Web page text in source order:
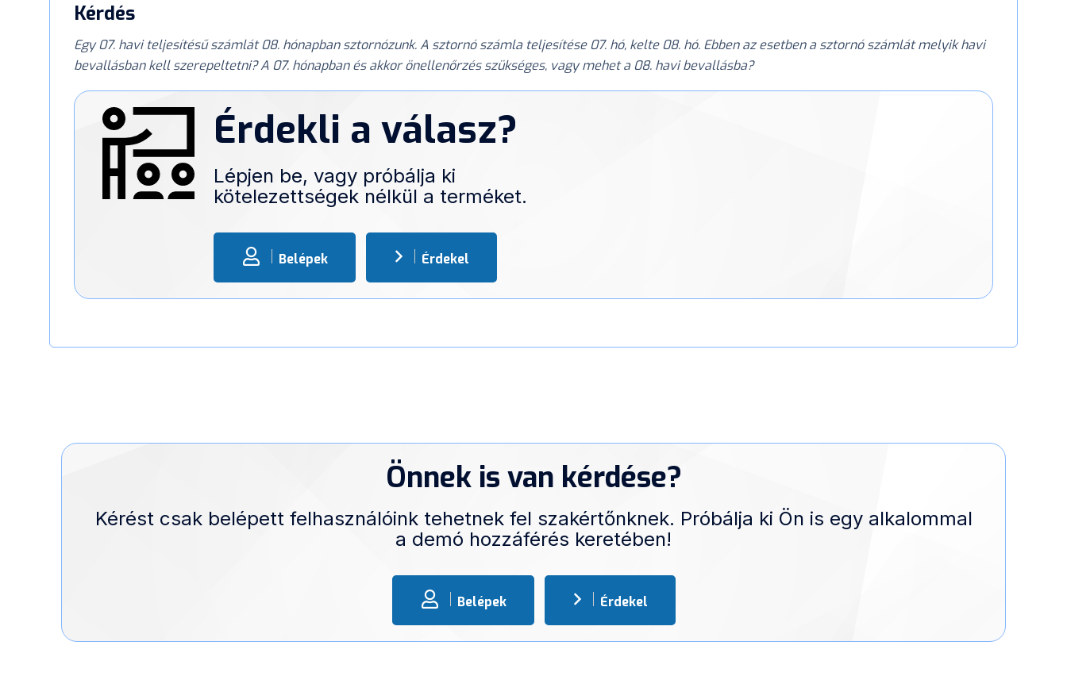
Kérdés
Egy 07. havi teljesítésű számlát 08. hónapban sztornózunk. A sztornó számla teljesítése 07. hó, kelte 08. hó. Ebben az esetben a sztornó számlát melyik havi
bevallásban kell szerepeltetni? A 07. hónapban és akkor önellenőrzés szükséges, vagy mehet a 08. havi bevallásba?
Érdekli a válasz?
Lépjen be, vagy próbálja ki
kötelezettségek nélkül a terméket.
Belépek Érdekel
Önnek is van kérdése?
Kérést csak belépett felhasználóink tehetnek fel szakértőnknek. Próbálja ki Ön is egy alkalommal
a demó hozzáférés keretében!
Belépek Érdekel